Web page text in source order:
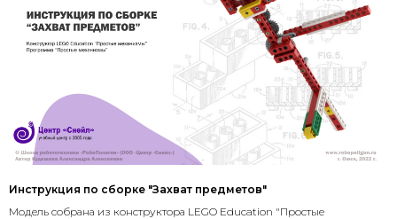
Инструкция по сборке "Захват предметов"
Модель собрана из конструктора LEGO Education "Простые